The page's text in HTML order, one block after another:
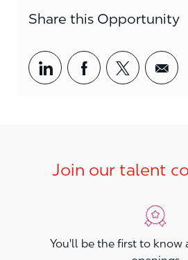
Share this Opportunity
Share via LinkedIn
Share viaShare
Join our talent
You'll be the first to know